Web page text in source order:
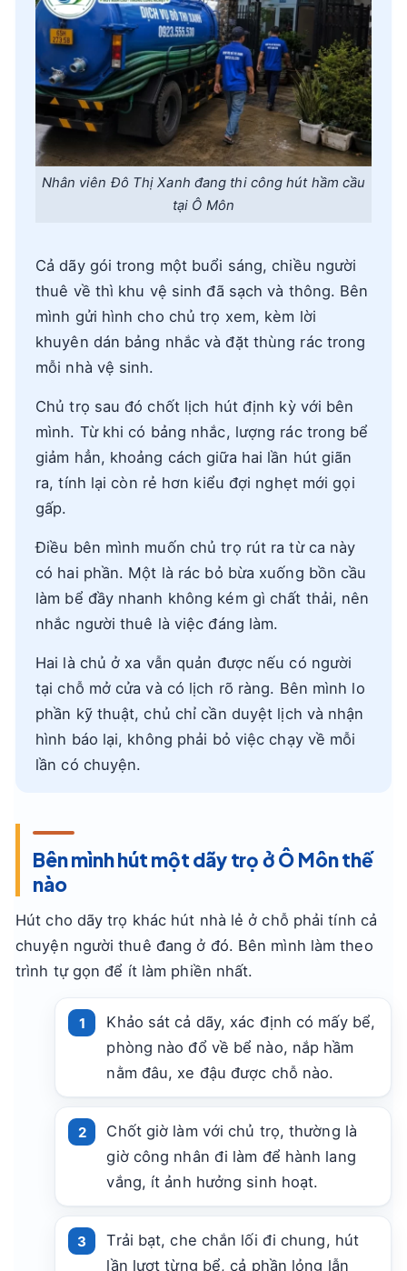
Nhân viên Đô Thị Xanh đang thi công hút hầm cầu
tại Ô Môn
Cả dãy gói trong một buổi sáng, chiều người
thuê về thì khu vệ sinh đã sạch và thông. Bên
mình gửi hình cho chủ trọ xem, kèm lời
khuyên dán bảng nhắc và đặt thùng rác trong
mỗi nhà vệ sinh.
Chủ trọ sau đó chốt lịch hút định kỳ với bên
mình. Từ khi có bảng nhắc, lượng rác trong bể
giảm hẳn, khoảng cách giữa hai lần hút giãn
ra, tính lại còn rẻ hơn kiểu đợi nghẹt mới gọi
gấp.
Điều bên mình muốn chủ trọ rút ra từ ca này
có hai phần. Một là rác bỏ bừa xuống bồn cầu
làm bể đầy nhanh không kém gì chất thải, nên
nhắc người thuê là việc đáng làm.
Hai là chủ ở xa vẫn quản được nếu có người
tại chỗ mở cửa và có lịch rõ ràng. Bên mình lo
phần kỹ thuật, chủ chỉ cần duyệt lịch và nhận
hình báo lại, không phải bỏ việc chạy về mỗi
lần có chuyện.
Bên mình hút một dãy trọ ở Ô Môn thế
nào
Hút cho dãy trọ khác hút nhà lẻ ở chỗ phải tính cả
chuyện người thuê đang ở đó. Bên mình làm theo
trình tự gọn để ít làm phiền nhất.
Khảo sát cả dãy, xác định có mấy bể,
phòng nào đổ về bể nào, nắp hầm
nằm đâu, xe đậu được chỗ nào.
Chốt giờ làm với chủ trọ, thường là
giờ công nhân đi làm để hành lang
vắng, ít ảnh hưởng sinh hoạt.
Trải bạt, che chắn lối đi chung, hút
lần lượt từng bể, cả phần lỏng lẫn